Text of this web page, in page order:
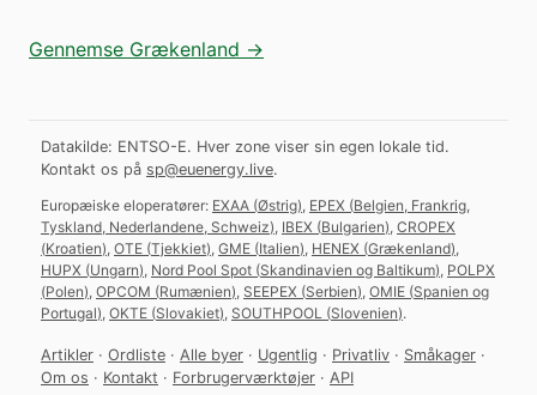
Gennemse Grækenland →
Datakilde: ENTSO-E. Hver zone viser sin egen lokale tid.
Kontakt os på sp@euenergy.live.
Europæiske eloperatører: EXAA (Østrig) EPEX (Belgien, Frankrig,
Tyskland, Nederlandene, Schweiz) IBEX (Bulgarien) CROPEX
(Kroatien) OTE (Tjekkiet) GME (Italien) HENEX (Grækenland)
HUPX (Ungarn) Nord Pool Spot (Skandinavien og Baltikum) POLPX
(Polen) OPCOM (Rumænien) SEEPEX (Serbien) OMIE (Spanien og
Portugal) OKTE (Slovakiet) SOUTHPOOL (Slovenien).
Artikler · Ordliste · Alle byer · Ugentlig · Privatliv · Småkager ·
Om os · Kontakt · Forbrugerværktøjer · API